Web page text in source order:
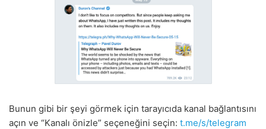
Bunun gibi bir şeyi görmek için tarayıcıda kanal bağlantısını
açın ve “Kanalı önizle” seçeneğini seçin: t.me/s/telegram